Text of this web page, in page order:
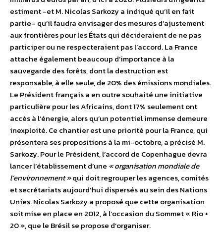
estiment -et M. Nicolas Sarkozy a indiqué qu’il en fait
partie– qu’il faudra envisager des mesures d’ajustement
aux frontières pour les États qui décideraient de ne pas
participer ou ne respecteraient pas l’accord. La France
attache également beaucoup d’importance à la
sauvegarde des forêts, dont la destruction est
responsable, à elle seule, de 20% des émissions mondiales.
Le Président français a en outre souhaité une initiative
particulière pour les Africains, dont 17% seulement ont
accès à l’énergie, alors qu’un potentiel immense demeure
inexploité. Ce chantier est une priorité pour la France, qui
présentera ses propositions à la mi-octobre, a précisé M.
Sarkozy. Pour le Président, l’accord de Copenhague devra
lancer l’établissement d’une « organisation mondiale de
l’environnement »qui doit regrouper les agences, comités
et secrétariats aujourd’hui dispersés au sein des Nations
Unies. Nicolas Sarkozy a proposé que cette organisation
soit mise en place en 2012, à l’occasion du Sommet « Rio +
20 », que le Brésil se propose d’organiser.